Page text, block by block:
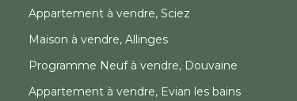
Appartement à vendre, Sciez
Maison à vendre, Allinges
Programme Neuf à vendre, Douvaine
Appartement à vendre, Evian les bains